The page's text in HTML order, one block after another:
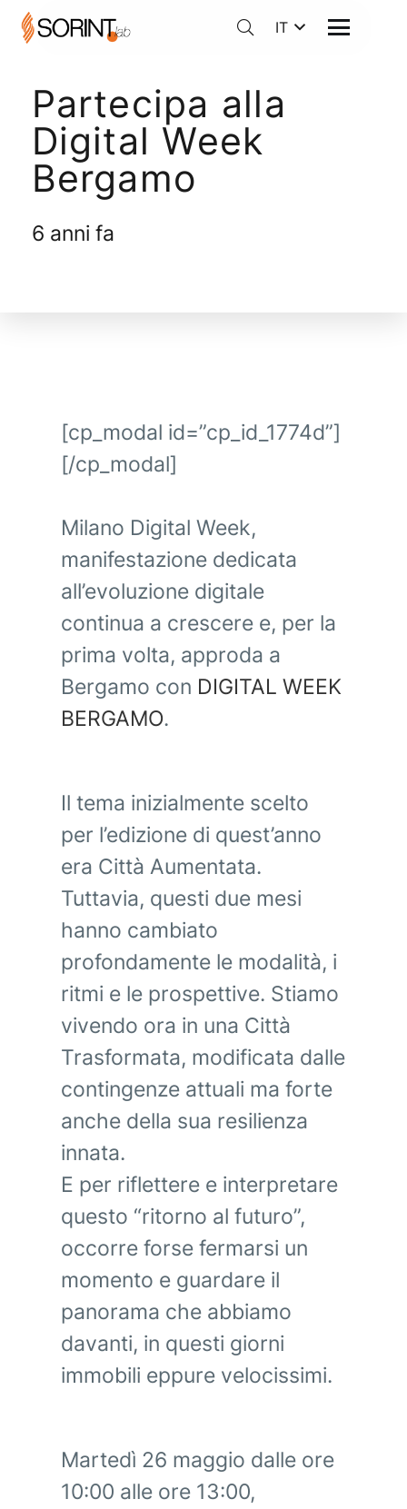
IT
Partecipa alla
Digital Week
Bergamo
6 anni fa
[cp_modal id=”cp_id_1774d”]
[/cp_modal]
Milano Digital Week,
manifestazione dedicata
all’evoluzione digitale
continua a crescere e, per la
prima volta, approda a
Bergamo con DIGITAL WEEK
BERGAMO.
Il tema inizialmente scelto
per l’edizione di quest’anno
era Città Aumentata.
Tuttavia, questi due mesi
hanno cambiato
profondamente le modalità, i
ritmi e le prospettive. Stiamo
vivendo ora in una Città
Trasformata, modificata dalle
contingenze attuali ma forte
anche della sua resilienza
innata.
E per riflettere e interpretare
questo “ritorno al futuro”,
occorre forse fermarsi un
momento e guardare il
panorama che abbiamo
davanti, in questi giorni
immobili eppure velocissimi.
Martedì 26 maggio dalle ore
10:00 alle ore 13:00,